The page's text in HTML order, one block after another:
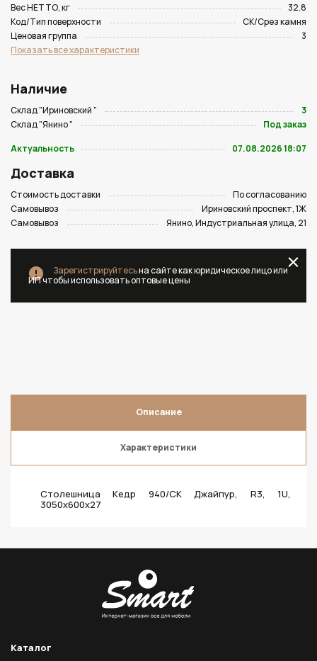
Вес НЕТТО, кг
32.8
Код/Тип поверхности
CK/Срез камня
Ценовая группа
3
Показать все характеристики
Наличие
Склад "Ириновский "
3
Склад "Янино "
Под заказ
Актуальность
07.08.2026 18:07
Доставка
Стоимость доставки
По согласованию
Самовывоз
Ириновский проспект, 1Ж
Самовывоз
Янино, Индустриальная улица, 21
Зарегистрируйтесьна сайте как юридическое лицо или
ИП чтобы использовать оптовые цены
Описание
Характеристики
Столешница Кедр 940/CK Джайпур, R3, 1U,
3050х600х27
Каталог